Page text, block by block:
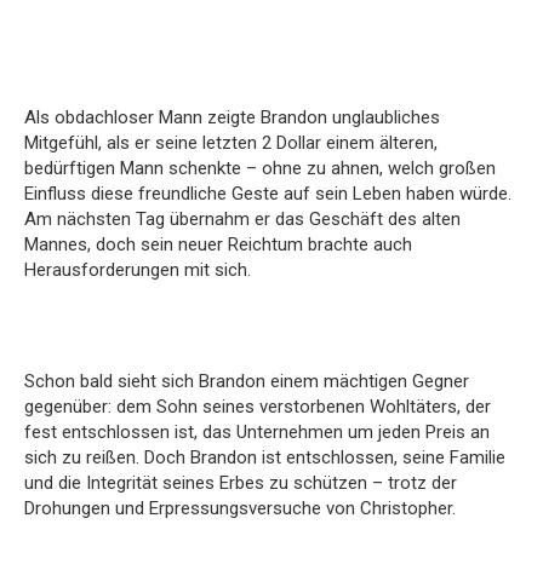
Als obdachloser Mann zeigte Brandon unglaubliches
Mitgefühl, als er seine letzten 2 Dollar einem älteren,
bedürftigen Mann schenkte – ohne zu ahnen, welch großen
Einfluss diese freundliche Geste auf sein Leben haben würde.
Am nächsten Tag übernahm er das Geschäft des alten
Mannes, doch sein neuer Reichtum brachte auch
Herausforderungen mit sich.
Schon bald sieht sich Brandon einem mächtigen Gegner
gegenüber: dem Sohn seines verstorbenen Wohltäters, der
fest entschlossen ist, das Unternehmen um jeden Preis an
sich zu reißen. Doch Brandon ist entschlossen, seine Familie
und die Integrität seines Erbes zu schützen – trotz der
Drohungen und Erpressungsversuche von Christopher.